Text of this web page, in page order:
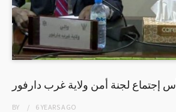
إجتماع لجنة أمن ولاية غرب دارفور
BY 6 YEARSAGO